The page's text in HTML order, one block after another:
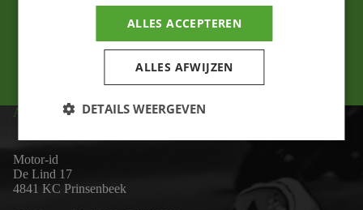
ADRES
Motor-id
De Lind 17
4841 KC Prinsenbeek
ALLES ACCEPTEREN
ALLES AFWIJZEN
DETAILS WEERGEVEN